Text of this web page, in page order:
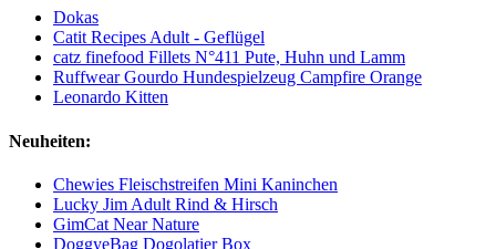
Dokas
Catit Recipes Adult - Geflügel
catz finefood Fillets N°411 Pute, Huhn und Lamm
Ruffwear Gourdo Hundespielzeug Campfire Orange
Leonardo Kitten
Neuheiten:
Chewies Fleischstreifen Mini Kaninchen
Lucky Jim Adult Rind & Hirsch
GimCat Near Nature
DoggyeBag Dogolatier Box